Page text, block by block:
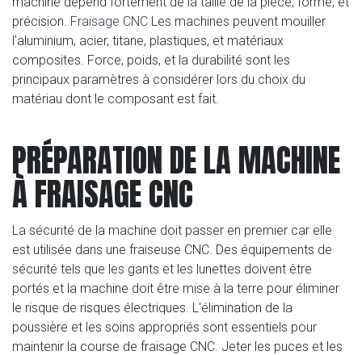
précision. Fraisage CNC Les machines peuvent mouiller
l'aluminium, acier, titane, plastiques, et matériaux
composites. Force, poids, et la durabilité sont les
principaux paramètres à considérer lors du choix du
matériau dont le composant est fait.
PRÉPARATION DE LA MACHINE
À FRAISAGE CNC
La sécurité de la machine doit passer en premier car elle
est utilisée dans une fraiseuse CNC. Des équipements de
sécurité tels que les gants et les lunettes doivent être
portés et la machine doit être mise à la terre pour éliminer
le risque de risques électriques. L'élimination de la
poussière et les soins appropriés sont essentiels pour
maintenir la course de fraisage CNC. Jeter les puces et les